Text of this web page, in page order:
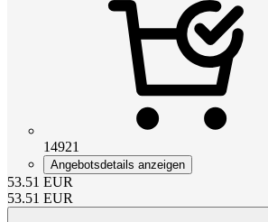
14921
Angebotsdetails anzeigen
53.51 EUR
53.51 EUR